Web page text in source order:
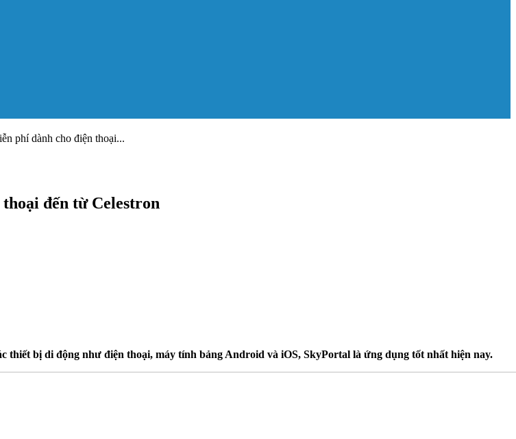
phí dành cho điện thoại...
đến từ Celestron
thiết bị di động như điện thoại, máy tính bảng Android và iOS, SkyPortal là ứng dụng tốt nhất hiện nay.